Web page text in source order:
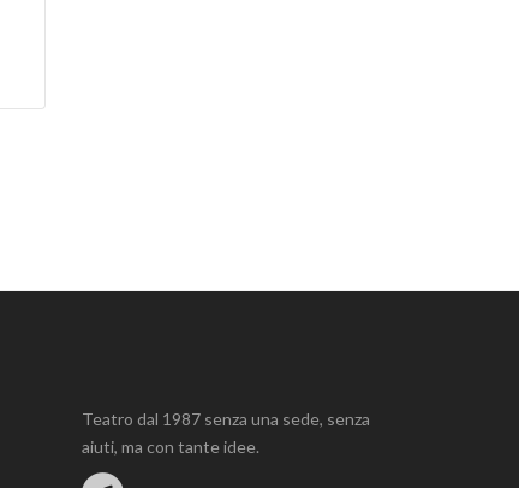
Teatro dal 1987 senza una sede, senza
aiuti, ma con tante idee.